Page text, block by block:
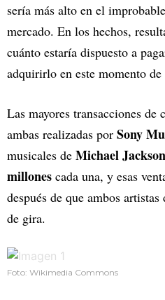
sería más alto en el
mercado. En los hechos,
cuánto estaría dispuesto a
adquirirlo en este momento de
Las mayores transacciones de
ambas realizadas por Sony
musicales de Michael Jackson
millones cada una, y esas
después de que ambos
de gira.
Foto: Wikimedia Commons